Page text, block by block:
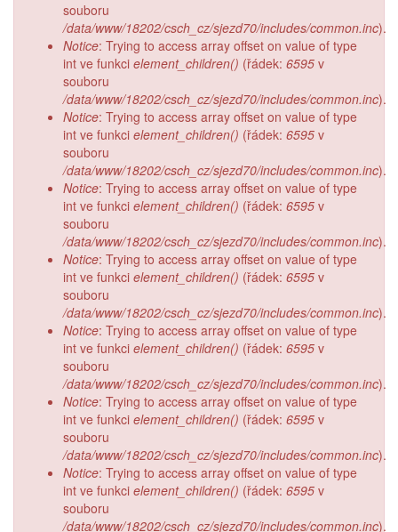
souboru
/data/www/18202/csch_cz/sjezd70/includes/common.inc).
Notice: Trying to access array offset on value of type
int ve funkci element_children() (řádek: 6595 v
souboru
/data/www/18202/csch_cz/sjezd70/includes/common.inc).
Notice: Trying to access array offset on value of type
int ve funkci element_children() (řádek: 6595 v
souboru
/data/www/18202/csch_cz/sjezd70/includes/common.inc).
Notice: Trying to access array offset on value of type
int ve funkci element_children() (řádek: 6595 v
souboru
/data/www/18202/csch_cz/sjezd70/includes/common.inc).
Notice: Trying to access array offset on value of type
int ve funkci element_children() (řádek: 6595 v
souboru
/data/www/18202/csch_cz/sjezd70/includes/common.inc).
Notice: Trying to access array offset on value of type
int ve funkci element_children() (řádek: 6595 v
souboru
/data/www/18202/csch_cz/sjezd70/includes/common.inc).
Notice: Trying to access array offset on value of type
int ve funkci element_children() (řádek: 6595 v
souboru
/data/www/18202/csch_cz/sjezd70/includes/common.inc).
Notice: Trying to access array offset on value of type
int ve funkci element_children() (řádek: 6595 v
souboru
/data/www/18202/csch_cz/sjezd70/includes/common.inc).